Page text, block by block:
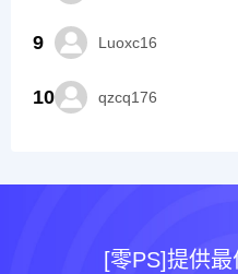
9 Luoxc16
10 qzcq176
[零PS]提供